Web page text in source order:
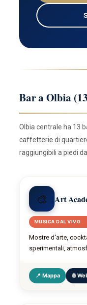
Bar a Olbia
Olbia centrale ha 13
caffetterie di
raggiungibili a piedi
🎨 Art
MUSICA DAL VIVO
Mostre d'arte,
sperimentali,
📍 Mappa 🌐